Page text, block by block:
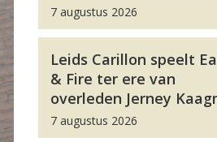
7 augustus 2026
Leids Carillon speelt
& Fire ter ere van
overleden Jerney
7 augustus 2026